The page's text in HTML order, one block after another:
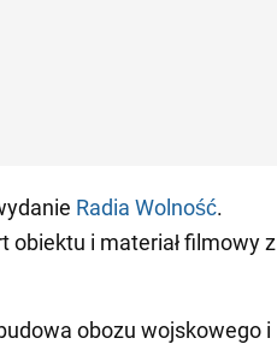
Radia Wolność.
obiektu i materiał filmowy z
obozu wojskowego i